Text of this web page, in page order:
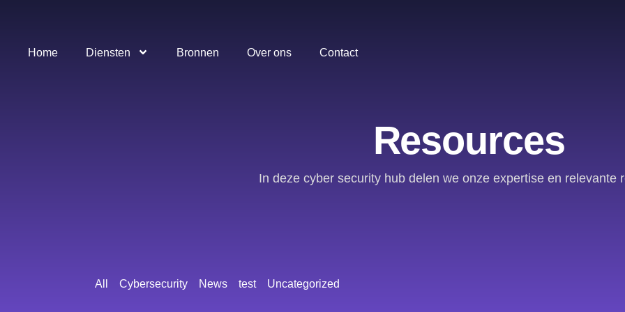
Home Diensten Bronnen Over ons Contact
Resources
In deze cyber security hub delen we onze expertise en relevante
Cybersecurity News test Uncategorized
All